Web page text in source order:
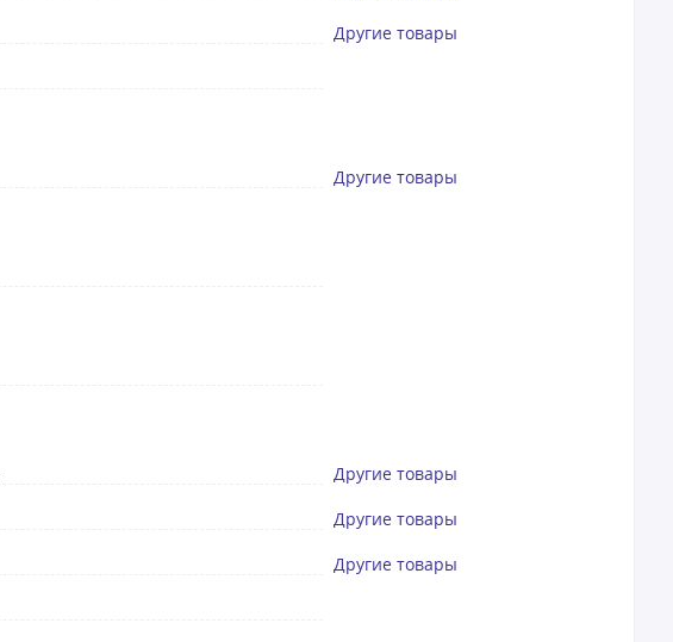
Другие товары
Другие товары
Другие товары
Другие товары
Другие товары